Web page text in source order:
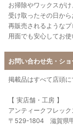
お掃除やワックスが
受け取ったその日から
再販売されるような
用面でも安心してお使
お問い合わせ先・シ
掲載品はすべて店頭
【 実店舗・工房 】
アンティークフレック
〒529-1804 滋賀県